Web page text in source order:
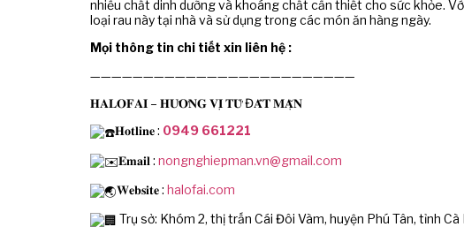
nhiều chất dinh dưỡng và khoáng chất cần thiết cho sức khỏe.
loại rau này tại nhà và sử dụng trong các món ăn hàng ngày.
Mọi thông tin chi tiết xin liên hệ :
—————————————————————————
𝐇𝐀𝐋𝐎𝐅𝐀𝐈 – 𝐇𝐔̛𝐎̛𝐍𝐆 𝐕𝐈̣ 𝐓𝐔̛̀ Đ𝐀̂́𝐓 𝐌𝐀̣̆𝐍
𝐇𝐨𝐭𝐥𝐢𝐧𝐞 : 0949 661221
𝐄𝐦𝐚𝐢𝐥 : nongnghiepman.vn@gmail.com
𝐖𝐞𝐛𝐬𝐢𝐭𝐞 : halofai.com
Trụ sở: Khóm 2, thị trấn Cái Đôi Vàm, huyện Phú Tân, tỉnh Cà